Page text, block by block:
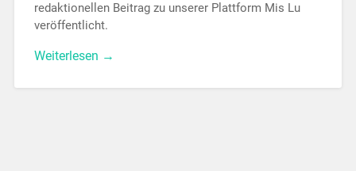
redaktionellen Beitrag zu unserer Plattform Mis Lu
veröffentlicht.
Weiterlesen →